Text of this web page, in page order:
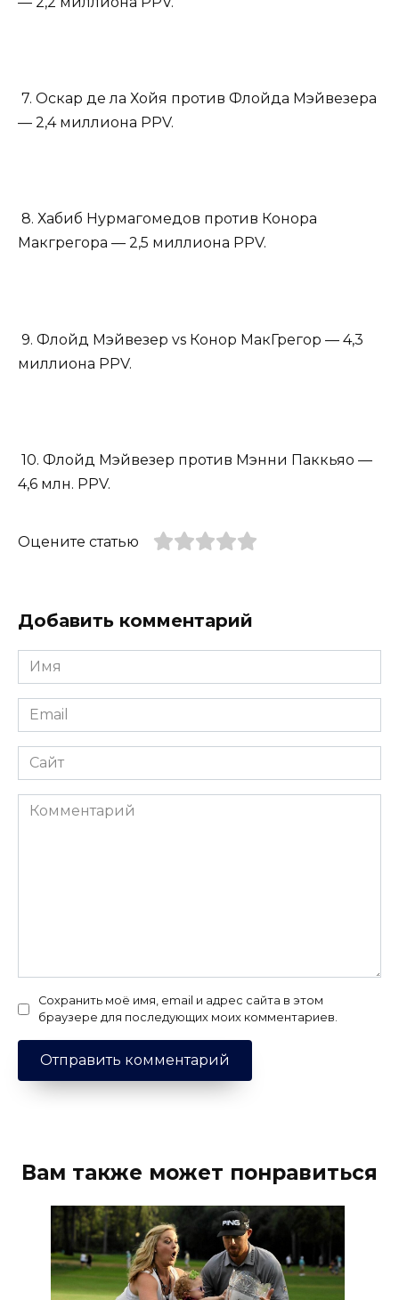
7. Оскар де ла Хойя против Флойда Мэйвезера
— 2,4 миллиона PPV.
8. Хабиб Нурмагомедов против Конора
Макгрегора — 2,5 миллиона PPV.
9. Флойд Мэйвезер vs Конор МакГрегор — 4,3
миллиона PPV.
10. Флойд Мэйвезер против Мэнни Паккьяо —
4,6 млн. PPV.
Оцените статью
Добавить комментарий
Имя
*
Email
*
Сайт
Комментарий
Сохранить моё имя, email и адрес сайта в этом
браузере для последующих моих комментариев.
Вам также может понравиться